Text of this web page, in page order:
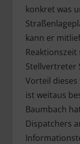
konkret was
kann er
Stellvertreter
Vorteil dieses
ist weitaus
Baumbach
Dispatchers